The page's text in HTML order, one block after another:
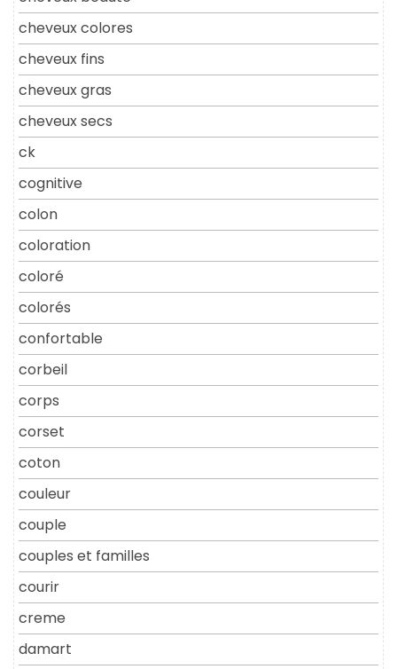
cheveux colores
cheveux fins
cheveux gras
cheveux secs
ck
cognitive
colon
coloration
coloré
colorés
confortable
corbeil
corps
corset
coton
couleur
couple
couples et familles
courir
creme
damart